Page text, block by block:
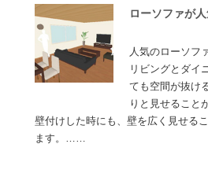
ローソファが
人気のローソフ
リビングとダイ
ても空間が抜け
りと見せること
壁付けした時にも、壁を広く見せる
ます。……